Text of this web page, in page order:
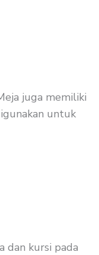
juga memiliki
untuk
dan kursi pada